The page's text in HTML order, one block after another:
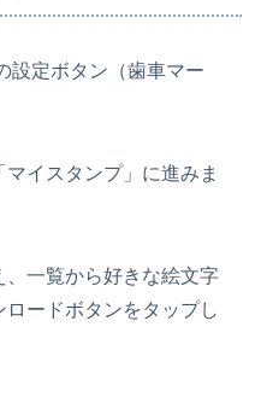
設定ボタン（歯車マー
マイスタンプ」に進みま
、一覧から好きな絵文字
ードボタンをタップし